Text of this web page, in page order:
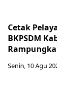
Cetak
BKPSDM
Senin, 10 Agu